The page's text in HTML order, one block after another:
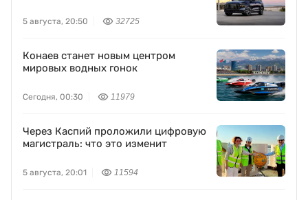
5 августа, 20:50 32725
Конаев станет новым центром
мировых водных гонок
Сегодня, 00:30 11979
Через Каспий проложили цифровую
магистраль: что это изменит
5 августа, 20:01 11594